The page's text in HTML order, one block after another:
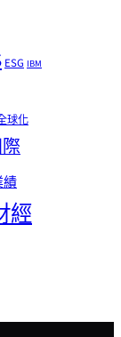
ESG IBM
球化
績
經